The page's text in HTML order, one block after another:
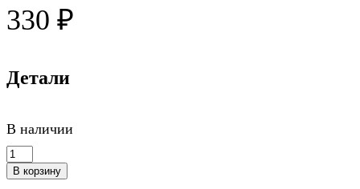
330 ₽
Детали
В наличии
Количество
товара
Ложка
В корзину